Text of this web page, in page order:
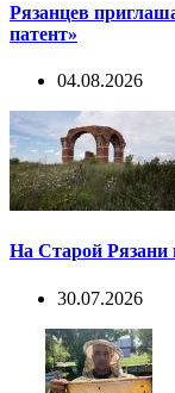
Рязанцев
патент»
04.08.2026
На Старой Рязани
30.07.2026